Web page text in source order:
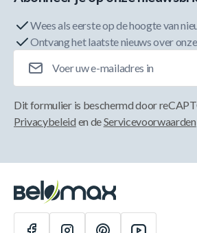
Wees als eerste op de hoogte van
Ontvang het laatste nieuws over
Dit formulier is beschermd door
Privacybeleid en deServicevoorwaarden